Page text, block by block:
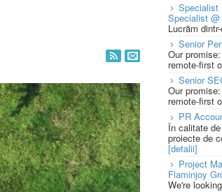
Specialist
Specialist
Lucrăm
Senior
Our
remote-first
Senior
Our
remote-first
PR
În calitate
proiecte de
[detalii]
Project
Flaminjoy
We're